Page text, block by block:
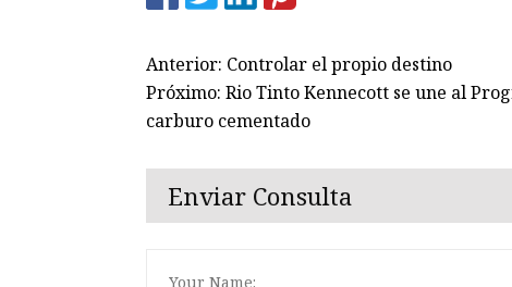
Anterior: Controlar el propio destino
Próximo: Rio Tinto Kennecott se une al
carburo cementado
Enviar Consulta